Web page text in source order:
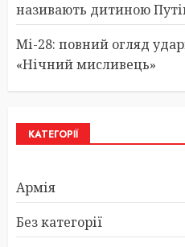
називають дитиною
Мі-28: повний огляд
«Нічний мисливець»
КАТЕГОРІЇ
Армія
Без категорії